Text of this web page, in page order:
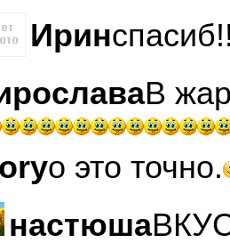
Ирин
В
о это точно.
настюша